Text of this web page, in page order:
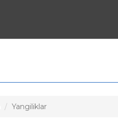
Yangiliklar